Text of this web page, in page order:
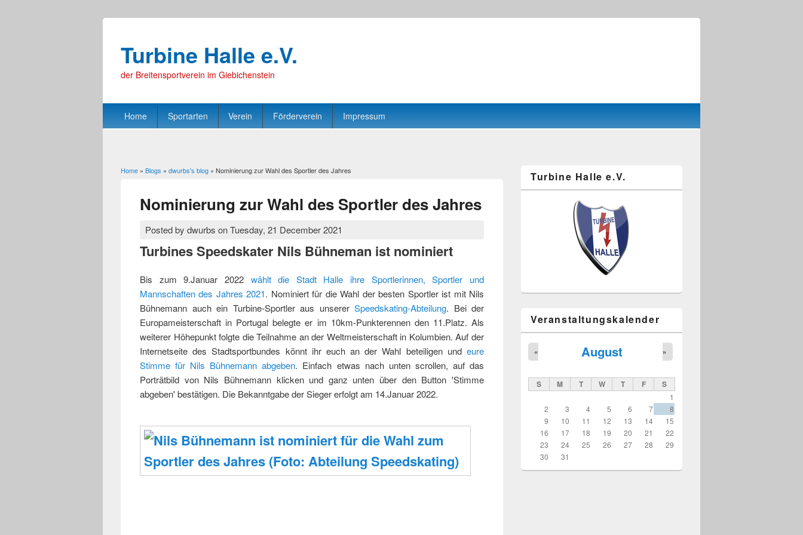
Turbine Halle e.V.
der Breitensportverein im Giebichenstein
Home Sportarten Verein Förderverein Impressum
You are here
Home » Blogs » dwurbs's blog » Nominierung zur Wahl des Sportler des Jahres
Nominierung zur Wahl des Sportler des Jahres
Posted by dwurbs onTuesday, 21 December 2021
Turbines Speedskater Nils Bühneman ist nominiert
Bis zum 9.Januar 2022 wählt die Stadt Halle ihre Sportlerinnen, Sportler und
Mannschaften des Jahres 2021. Nominiert für die Wahl der besten Sportler ist mit Nils
Bühnemann auch ein Turbine-Sportler aus unserer Speedskating-Abteilung. Bei der
Europameisterschaft in Portugal belegte er im 10km-Punkterennen den 11.Platz. Als
weiterer Höhepunkt folgte die Teilnahme an der Weltmeisterschaft in Kolumbien. Auf der
Internetseite des Stadtsportbundes könnt ihr euch an der Wahl beteiligen und eure
Stimme für Nils Bühnemann abgeben. Einfach etwas nach unten scrollen, auf das
Porträtbild von Nils Bühnemann klicken und ganz unten über den Button 'Stimme
abgeben' bestätigen. Die Bekanntgabe der Sieger erfolgt am 14.Januar 2022.
Turbine Halle e.V.
Veranstaltungskalender
August
« »
S M T W T F S
1
2
3 4 5 6 7
8
9
10 11 12 13 14
15
16
17 18 19 20 21
22
23
24 25 26 27 28
29
30
31